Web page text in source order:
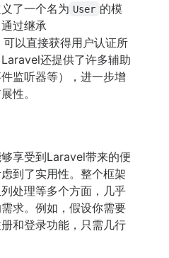
了一个名为 User 的模
过继承
可以直接获得用户认证所
还提供了许多辅助
监听器等），进一步增
性。
享受到Laravel带来的便
到了实用性。整个框架
处理等多个方面，几乎
求。例如，假设你需要
和登录功能，只需几行